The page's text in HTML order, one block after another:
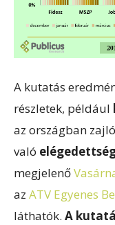
A kutatás
részletek, például
az országban
való
megjelenő
az ATV Egyenes
láthatók. A